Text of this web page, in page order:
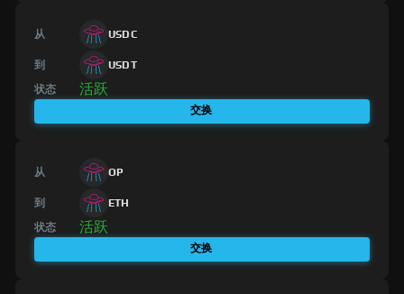
从 USDC
到 USDT
状态 活跃
交换
从 OP
到 ETH
状态 活跃
交换